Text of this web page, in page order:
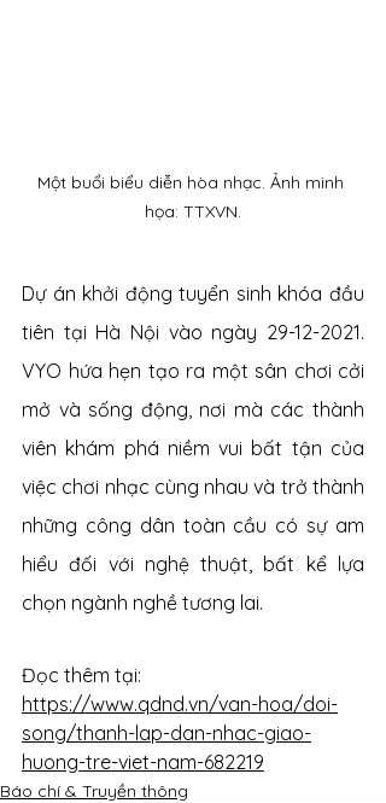
Một buổi biểu diễn hòa nhạc. Ảnh minh
họa: TTXVN.
Dự án khởi động tuyển sinh khóa đầu
tiên tại Hà Nội vào ngày 29-12-2021.
VYO hứa hẹn tạo ra một sân chơi cởi
mở và sống động, nơi mà các thành
viên khám phá niềm vui bất tận của
việc chơi nhạc cùng nhau và trở thành
những công dân toàn cầu có sự am
hiểu đối với nghệ thuật, bất kể lựa
chọn ngành nghề tương lai.
Đọc thêm tại:
https://www.qdnd.vn/van-hoa/doi-
song/thanh-lap-dan-nhac-giao-
huong-tre-viet-nam-682219
Báo chí & Truyền thông